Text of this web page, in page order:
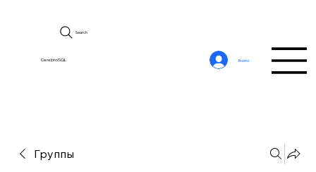
CerebroSQL
Search
Войти
Группы